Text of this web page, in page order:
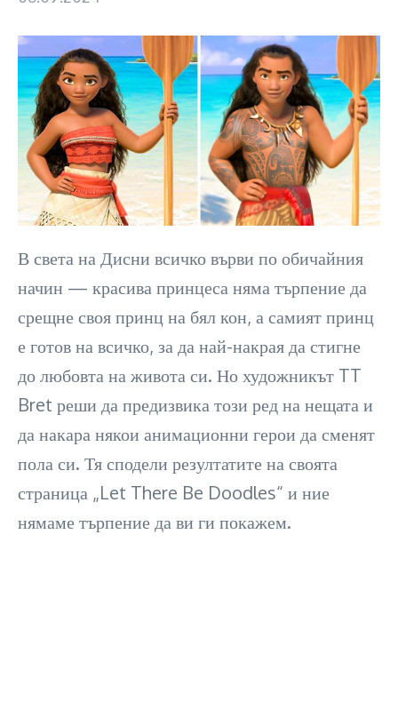
В света на Дисни всичко върви по обичайния
начин — красива принцеса няма търпение да
срещне своя принц на бял кон, а самият принц
е готов на всичко, за да най-накрая да стигне
до любовта на живота си. Но художникът TT
Bret реши да предизвика този ред на нещата и
да накара някои анимационни герои да сменят
пола си. Тя сподели резултатите на своята
страница „Let There Be Doodles“ и ние
нямаме търпение да ви ги покажем.